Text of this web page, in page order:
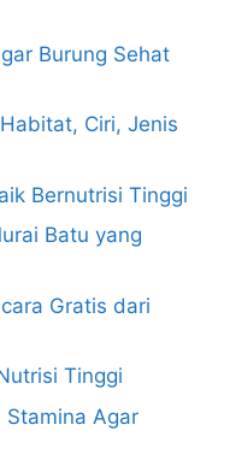
Burung Sehat
Ciri, Jenis
Bernutrisi Tinggi
Batu yang
Gratis dari
Tinggi
Stamina Agar